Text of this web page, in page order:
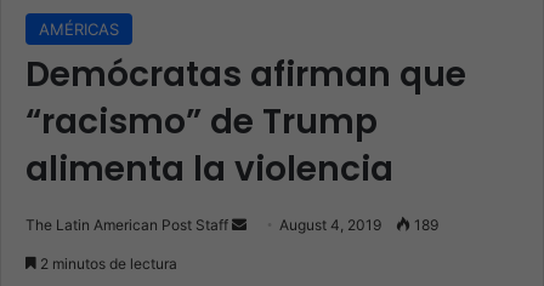
AMÉRICAS
Demócratas afirman que
“racismo” de Trump
alimenta la violencia
The Latin American Post Staff August 4, 2019 189
2 minutos de lectura